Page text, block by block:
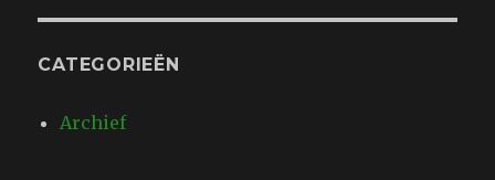
CATEGORIEËN
Archief